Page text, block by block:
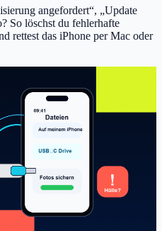
angefordert“, „Update
So löschst du fehlerhafte
rettest das iPhone per Mac oder